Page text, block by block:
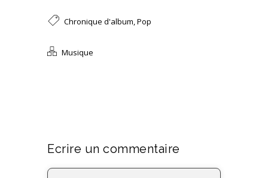
Chronique d'album,Pop
Musique
Ecrire un commentaire